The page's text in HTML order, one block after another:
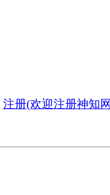
注册(欢迎注册神知